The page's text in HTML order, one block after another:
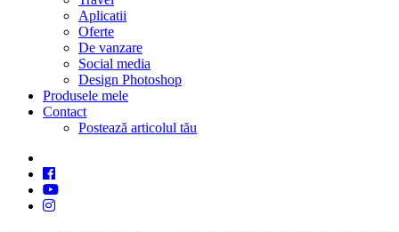
Aplicatii
Oferte
De vanzare
Social media
Design Photoshop
Produsele mele
Contact
Postează articolul tău